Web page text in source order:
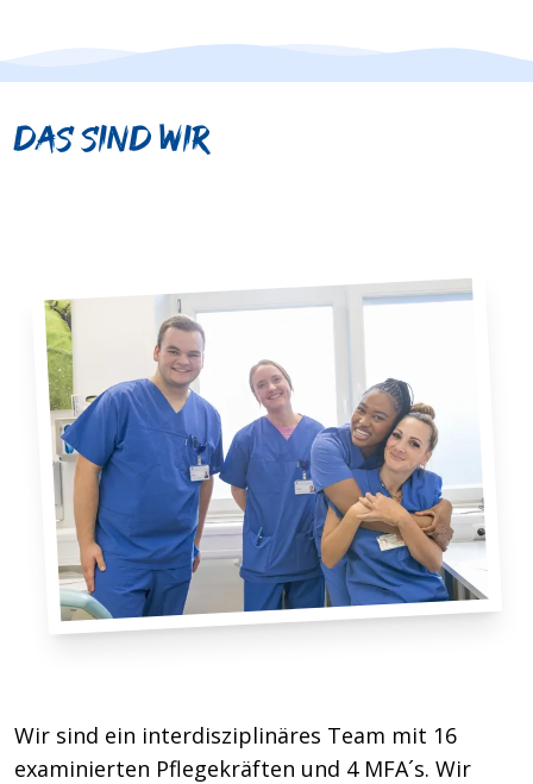
Das sind wir
Wir sind ein interdisziplinäres Team mit 16
examinierten Pflegekräften und 4 MFA´s. Wir